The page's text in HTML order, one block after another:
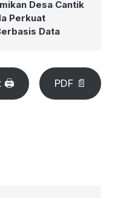
Desa Cantik
Perkuat
Data
🖨 PDF 📄